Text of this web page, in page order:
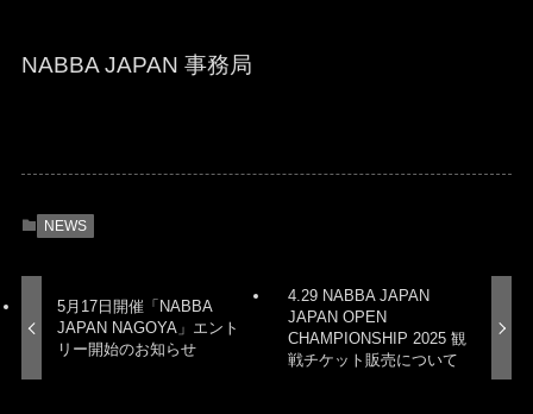
NABBA JAPAN 事務局
NEWS
5月17日開催「NABBA
JAPAN NAGOYA」エント
リー開始のお知らせ
4.29 NABBA JAPAN
JAPAN OPEN
CHAMPIONSHIP 2025 観
戦チケット販売について